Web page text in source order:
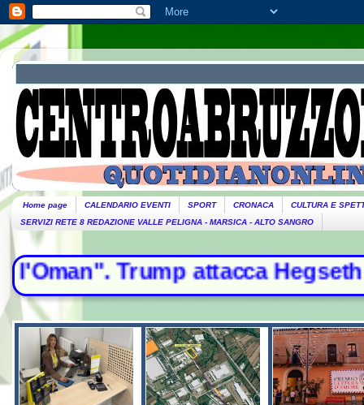
Home page CALENDARIO EVENTI SPORT CRONACA
CULTURA E
SERVIZI RETE 8 REDAZIONE VALLE PELIGNA - MARSICA - ALTO SANGRO
attacca Hegseth - Il